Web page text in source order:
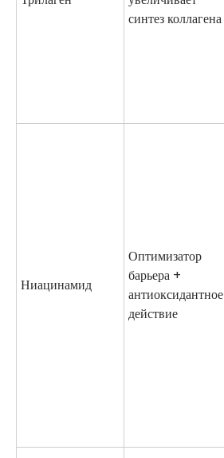
синтез коллагена
Ниацинамид
Оптимизатор
барьера +
антиоксидантное
действие